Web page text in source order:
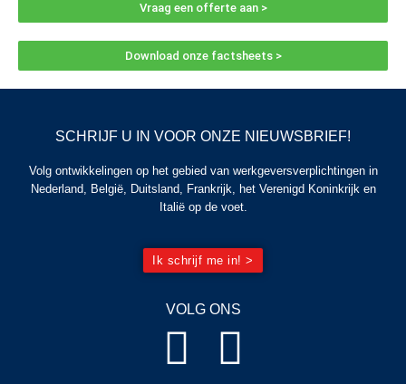
Vraag een offerte aan >
Download onze factsheets >
VOLG ONS
SCHRIJF U IN VOOR ONZE NIEUWSBRIEF!
Volg ontwikkelingen op het gebied van werkgeversverplichtingen in
Nederland, België, Duitsland, Frankrijk, het Verenigd Koninkrijk en
Italië op de voet.
Ik schrijf me in! >